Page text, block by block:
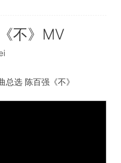
不》MV
总选 陈百强《不》